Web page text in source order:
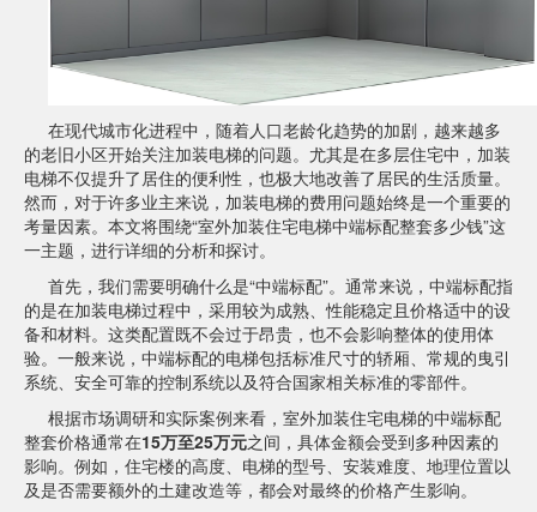
在现代城市化进程中，随着人口老龄化趋势的加剧，越来越多
的老旧小区开始关注加装电梯的问题。尤其是在多层住宅中，加装
电梯不仅提升了居住的便利性，也极大地改善了居民的生活质量。
然而，对于许多业主来说，加装电梯的费用问题始终是一个重要的
考量因素。本文将围绕“室外加装住宅电梯中端标配整套多少钱”这
一主题，进行详细的分析和探讨。
首先，我们需要明确什么是“中端标配”。通常来说，中端标配指
的是在加装电梯过程中，采用较为成熟、性能稳定且价格适中的设
备和材料。这类配置既不会过于昂贵，也不会影响整体的使用体
验。一般来说，中端标配的电梯包括标准尺寸的轿厢、常规的曳引
系统、安全可靠的控制系统以及符合国家相关标准的零部件。
根据市场调研和实际案例来看，室外加装住宅电梯的中端标配
整套价格通常在15万至25万元之间，具体金额会受到多种因素的
影响。例如，住宅楼的高度、电梯的型号、安装难度、地理位置以
及是否需要额外的土建改造等，都会对最终的价格产生影响。